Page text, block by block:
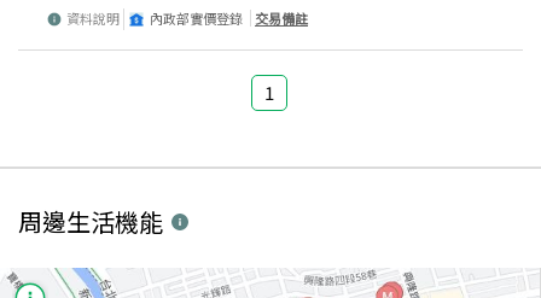
資料說明 內政部實價登錄 交易備註
1
周邊生活機能